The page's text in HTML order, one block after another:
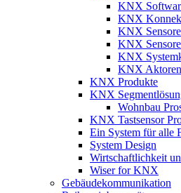
KNX
KNX
KNX
KNX
KNX
KNX Aktoren
KNX Produkte
KNX
Wohnbau
KNX Tastsensor
Ein System für alle
System Design
Wirtschaftlichkeit
Wiser for KNX
Gebäudekommunikation